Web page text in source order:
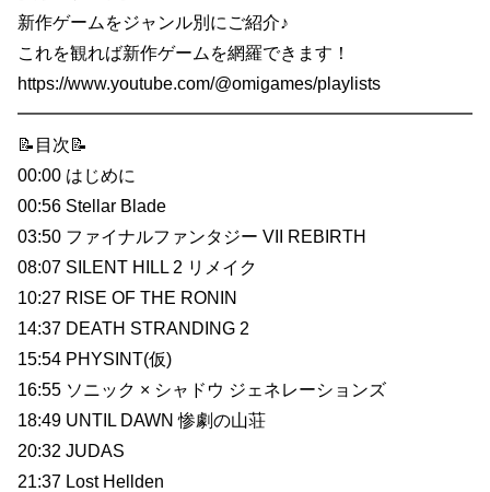
新作ゲームをジャンル別にご紹介♪
これを観れば新作ゲームを網羅できます！
https://www.youtube.com/@omigames/playlists
━━━━━━━━━━━━━━━━━━━━━━━━━━
📝目次📝
00:00 はじめに
00:56 Stellar Blade
03:50 ファイナルファンタジー VII REBIRTH
08:07 SILENT HILL 2 リメイク
10:27 RISE OF THE RONIN
14:37 DEATH STRANDING 2
15:54 PHYSINT(仮)
16:55 ソニック × シャドウ ジェネレーションズ
18:49 UNTIL DAWN 惨劇の山荘
20:32 JUDAS
21:37 Lost Hellden